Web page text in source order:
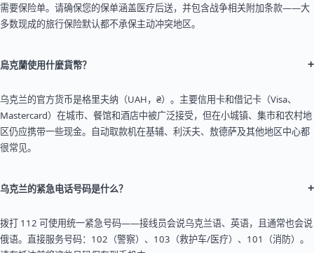
需要保险单。请确保您的保单涵盖医疗后送，并包含战争相关附加条款——大
多数现成的旅行保险默认都不承保主动冲突地区。
烏克蘭使用什麼貨幣？ +
乌克兰的官方货币是格里夫纳（UAH，₴）。主要信用卡和借记卡（Visa、
Mastercard）在城市、餐馆和酒店中被广泛接受，但在小城镇、集市和农村地
区仍应携带一些现金。自动取款机在基辅、利沃夫、敖德萨及其他地区中心都
很常见。
乌克兰的紧急电话号码是什么？ +
拨打 112 可使用统一紧急号码——接线员会说乌克兰语、英语，且通常也会说
俄语。直接服务号码：102（警察）、103（救护车/医疗）、101（消防）。